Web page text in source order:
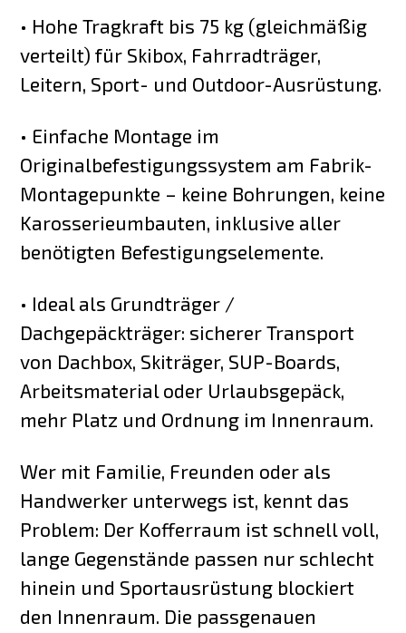
• Hohe Tragkraft bis 75 kg (gleichmäßig
verteilt) für Skibox, Fahrradträger,
Leitern, Sport- und Outdoor-Ausrüstung.
• Einfache Montage im
Originalbefestigungssystem am Fabrik-
Montagepunkte – keine Bohrungen, keine
Karosserieumbauten, inklusive aller
benötigten Befestigungselemente.
• Ideal als Grundträger /
Dachgepäckträger: sicherer Transport
von Dachbox, Skiträger, SUP-Boards,
Arbeitsmaterial oder Urlaubsgepäck,
mehr Platz und Ordnung im Innenraum.
Wer mit Familie, Freunden oder als
Handwerker unterwegs ist, kennt das
Problem: Der Kofferraum ist schnell voll,
lange Gegenstände passen nur schlecht
hinein und Sportausrüstung blockiert
den Innenraum. Die passgenauen